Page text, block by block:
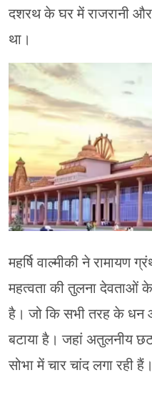
दशरथ के घर में राजरानी
था।
महर्षि वाल्मीकी ने रामायण
महत्वता की तुलना देवताओं
है। जो कि सभी तरह के धन
बटाया है। जहां अतुलनीय
सोभा में चार चांद लगा रही हैं।